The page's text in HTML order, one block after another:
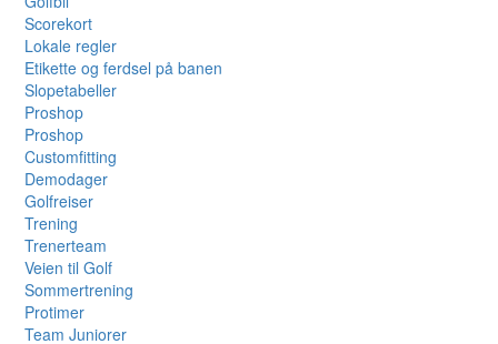
Scorekort
Lokale regler
Etikette og ferdsel på banen
Slopetabeller
Proshop
Proshop
Customfitting
Demodager
Golfreiser
Trening
Trenerteam
Veien til Golf
Sommertrening
Protimer
Team Juniorer